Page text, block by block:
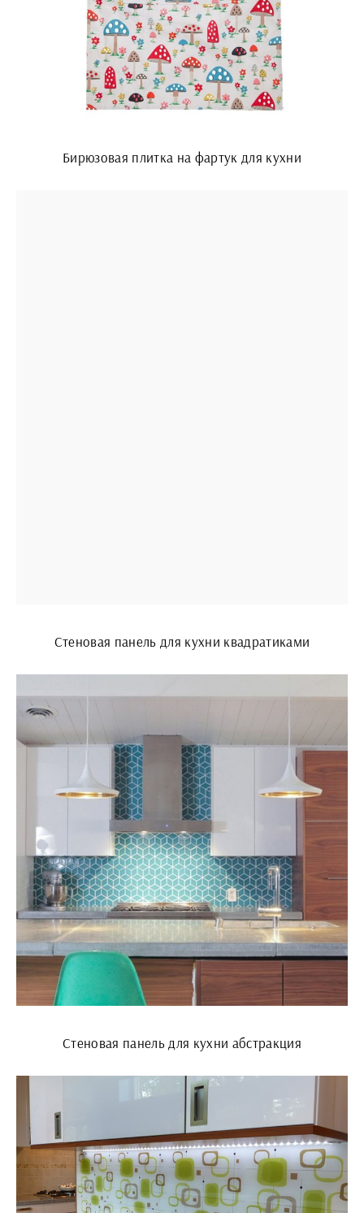
Бирюзовая плитка на фартук для кухни
Стеновая панель для кухни квадратиками
Стеновая панель для кухни абстракция